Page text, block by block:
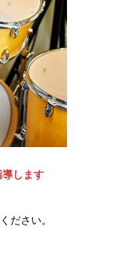
します
ださい。